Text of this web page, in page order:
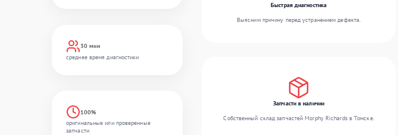
30 мин
среднее время диагностики
100%
оригинальные или проверенные
запчасти
Быстрая диагностика
Выясним причину перед устранением дефекта.
Запчасти в наличии
Собственный склад запчастей Morphy Richards в Томске.